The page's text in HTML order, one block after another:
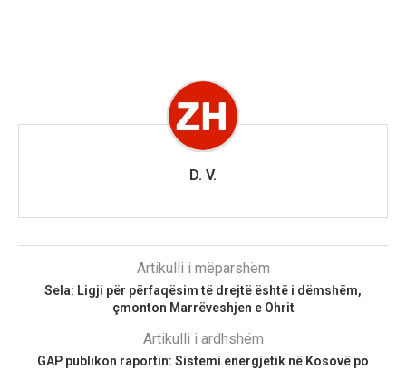
D. V.
Artikulli i mëparshëm
Sela: Ligji për përfaqësim të drejtë është i dëmshëm,
çmonton Marrëveshjen e Ohrit
Artikulli i ardhshëm
GAP publikon raportin: Sistemi energjetik në Kosovë po